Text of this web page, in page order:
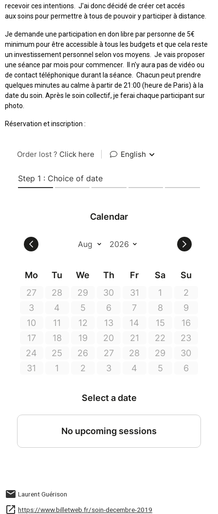
recevoir ces intentions. J'ai donc décidé de créer cet accés
aux soins pour permettre à tous de pouvoir y participer à distance.
Je demande une participation en don libre par personne de 5€
minimum pour être accessible à tous les budgets et que cela reste
un investissement personnel selon vos moyens. Je vais proposer
une séance par mois pour commencer. Il n'y aura pas de vidéo ou
de contact téléphonique durant la séance. Chacun peut prendre
quelques minutes au calme à partir de 21:00 (heure de Paris) à la
date du soin. Après le soin collectif, je ferai chaque participant sur
photo.
Réservation et inscription :
Laurent Guérison
https://www.billetweb.fr/soin-decembre-2019